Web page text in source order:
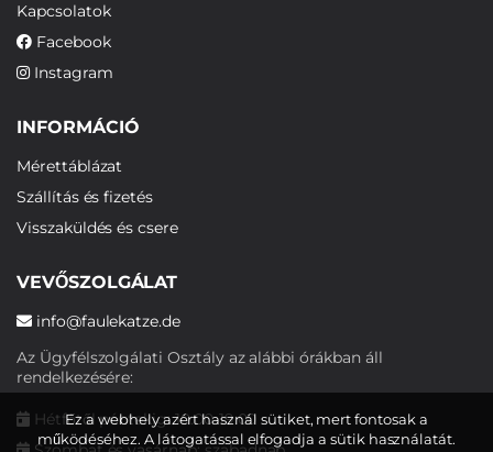
Kapcsolatok
Facebook
Instagram
INFORMÁCIÓ
Mérettáblázat
Szállítás és fizetés
Visszaküldés és csere
VEVŐSZOLGÁLAT
info@faulekatze.de
Az Ügyfélszolgálati Osztály az alábbi órákban áll
rendelkezésére:
Hétfőtől péntekig: 10:00-19:00
Ez a webhely azért használ sütiket, mert fontosak a
működéséhez. A látogatással elfogadja a sütik használatát.